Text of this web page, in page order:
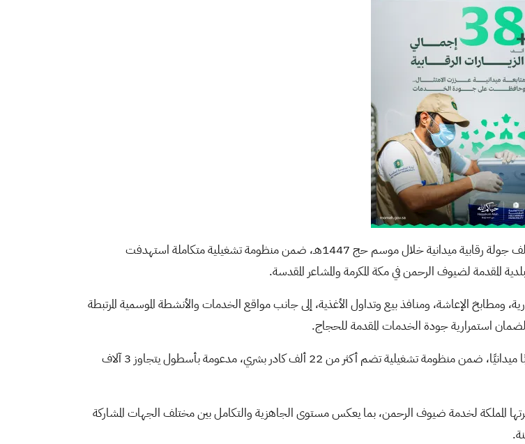
نفّذت وزارة البلديات والإسكان، ممثلةً بأمانة العاصمة المقدسة، أكثر من 38 ألف جولة رقابية ميدانية خلال موسم حج 1447هـ، ضمن منظومة تشغيلية متكاملة استهدفت
المقدمة لضيوف الرحمن في مكة المكرمة والمشاعر المقدسة.
ومطابخ الإعاشة، ومنافذ بيع وتداول الأغذية، إلى جانب مواقع الخدمات والأنشطة الموسمية المرتبطة
استمرارية جودة الخدمات المقدمة للحجاج.
وأكدت الوزارة أن الجولات الرقابية الميدانية نُفذت بمشاركة أكثر من 650 مراقبًا ميدانيًا، ضمن منظومة تشغيلية تضم أكثر من 22 ألف كادر بشري، مدعومة بأسطول يتجاوز 3 آلاف
المملكة لخدمة ضيوف الرحمن، بما يعكس مستوى الجاهزية والتكامل بين مختلف الجهات المشاركة